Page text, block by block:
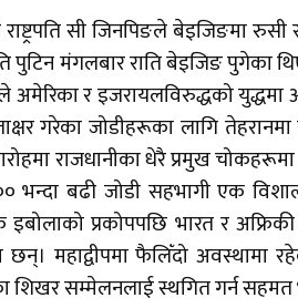
राष्ट्रपति सी जिनपिङले बेइजिङमा रुसी
पुटिन मंगलबार राति बेइजिङ पुगेका
र इजरायलविरुद्धको युद्धमा
गरेका जोडीहरूका लागि
राजधानीका धेरै प्रमुख
भन्दा बढी जोडी सहभागी एक
इबोलाको प्रकोपपछि भारत र
महाद्वीपमा फैलिँदो अवस्थामा
शिखर सम्मेलनलाई स्थगित गर्न